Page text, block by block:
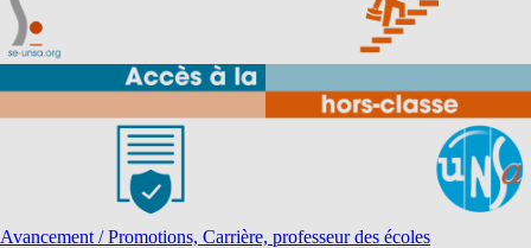
Avancement / Promotions, Carrière, professeur des écoles